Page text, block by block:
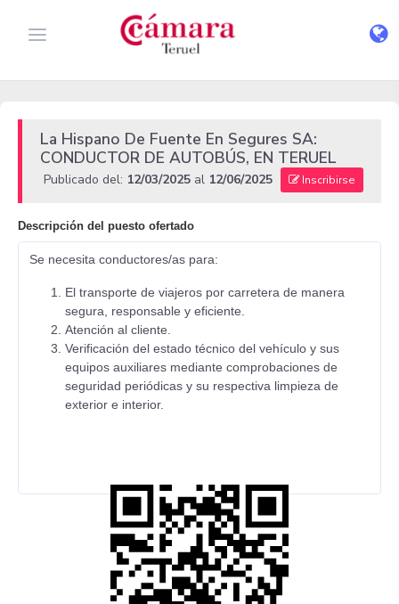
La Hispano De Fuente En Segures SA:
CONDUCTOR DE AUTOBÚS, EN TERUEL
Publicado del: 12/03/2025 al 12/06/2025 Inscribirse
Descripción del puesto ofertado
Se necesita conductores/as para:
El transporte de viajeros por carretera de manera
segura, responsable y eficiente.
Atención al cliente.
Verificación del estado técnico del vehículo y sus
equipos auxiliares mediante comprobaciones de
seguridad periódicas y su respectiva limpieza de
exterior e interior.